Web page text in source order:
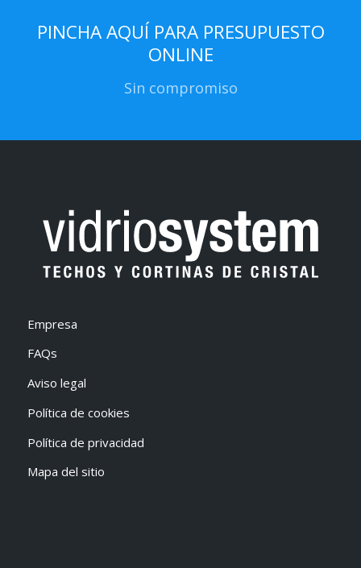
PINCHA AQUÍ PARA PRESUPUESTO
ONLINE
Sin compromiso
Empresa
FAQs
Aviso legal
Política de cookies
Política de privacidad
Mapa del sitio